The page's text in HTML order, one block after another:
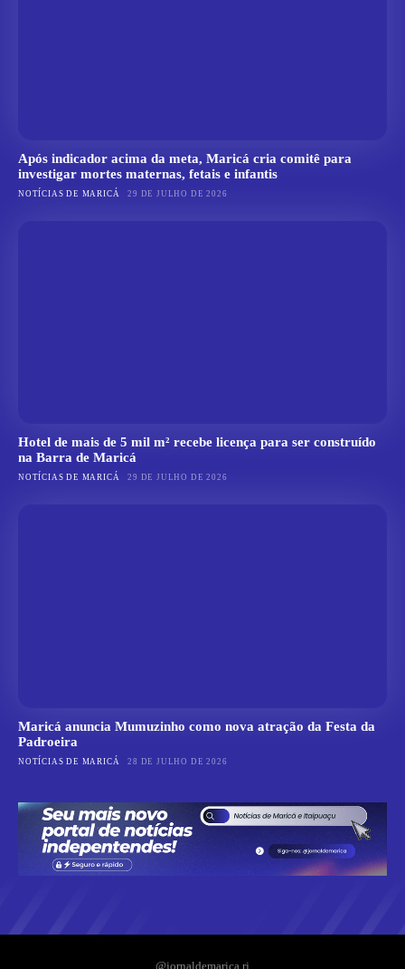
Após indicador acima da meta, Maricá cria comitê para
investigar mortes maternas, fetais e infantis
NOTÍCIAS DE MARICÁ 29 DE JULHO DE 2026
Hotel de mais de 5 mil m² recebe licença para ser construído
na Barra de Maricá
NOTÍCIAS DE MARICÁ 29 DE JULHO DE 2026
Maricá anuncia Mumuzinho como nova atração da Festa da
Padroeira
NOTÍCIAS DE MARICÁ 28 DE JULHO DE 2026
@jornaldemarica.rj